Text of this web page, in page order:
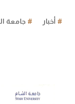
# أخبار # جامعة